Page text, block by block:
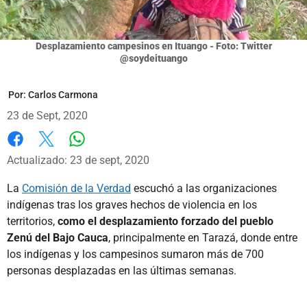
Desplazamiento campesinos en Ituango - Foto: Twitter
@soydeituango
Por: Carlos Carmona
23 de Sept, 2020
Facebook
X
Actualizado: 23 de sept, 2020
La Comisión de la Verdad escuchó a las organizaciones
indígenas tras los graves hechos de violencia en los
territorios, como el desplazamiento forzado del pueblo
Zenú del Bajo Cauca, principalmente en Tarazá, donde entre
los indígenas y los campesinos sumaron más de 700
personas desplazadas en las últimas semanas.